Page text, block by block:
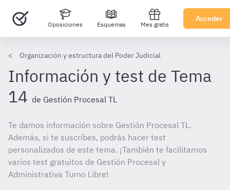
Oposiciones Esquemas Mes gratis
Acceder
Organización y estructura del Poder Judicial
Información y test de Tema
14 de Gestión Procesal TL
Te damos información sobre Gestión Procesal TL.
Además, si te suscribes, podrás hacer test
personalizados de este tema. ¡También te facilitamos
varios test gratuitos de Gestión Procesal y
Administrativa Turno Libre!